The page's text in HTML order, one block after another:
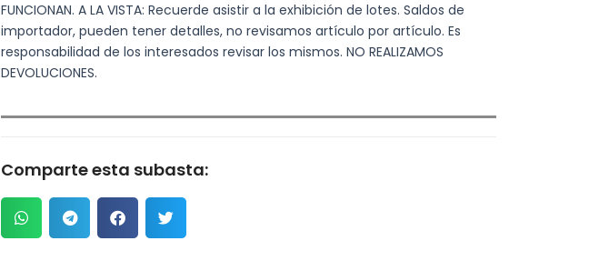
FUNCIONAN. A LA VISTA: Recuerde asistir a la exhibición de lotes. Saldos de
importador, pueden tener detalles, no revisamos artículo por artículo. Es
responsabilidad de los interesados revisar los mismos. NO REALIZAMOS
DEVOLUCIONES.
Comparte esta subasta: